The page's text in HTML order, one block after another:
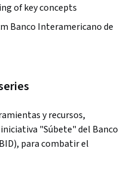
of key concepts
Banco Interamericano de
y recursos,
"Súbete" del Banco
para combatir el
del planeta.